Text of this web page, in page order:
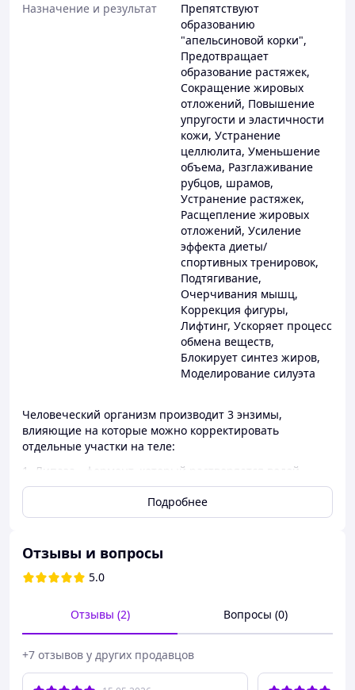
Назначение и результат
Препятствуют
образованию
"апельсиновой корки",
Предотвращает
образование растяжек,
Сокращение жировых
отложений, Повышение
упругости и эластичности
кожи, Устранение
целлюлита, Уменьшение
объема, Разглаживание
рубцов, шрамов,
Устранение растяжек,
Расщепление жировых
отложений, Усиление
эффекта диеты/
спортивных тренировок,
Подтягивание,
Очерчивания мышц,
Коррекция фигуры,
Лифтинг, Ускоряет процесс
обмена веществ,
Блокирует синтез жиров,
Моделирование силуэта
Человеческий организм производит 3 энзимы,
влияющие на которые можно корректировать
отдельные участки на теле:
1. Липаза - фермент, который растворяется водой,
который ускоряет гидролиз субстратов, помогая
переваривать, расщеплять жировые отложения.
2. Коллагеназа - это фермент, который ломает
внеклеточные структуры. Быстро обновляет клетки
белков, улучшая состояние кожи.
3. Гиалуронидаза - это группа ферментов, которые
кислота гиалуроновая). Действует как естественный
Проблемы которые указывают, что необходимо
сделать процедуру:
- «поплыв» контура лица (выраженные носогубные
Подробнее
Отзывы и вопросы
5.0
Отзывы (2) Вопросы (0)
+7 отзывов у других продавцов